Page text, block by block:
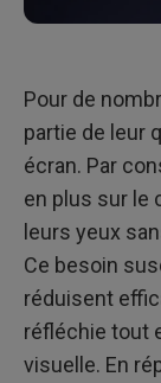
Pour de
partie de leur
écran. Par
en plus sur le
leurs yeux
Ce besoin
réduisent
réfléchie tout
visuelle. En